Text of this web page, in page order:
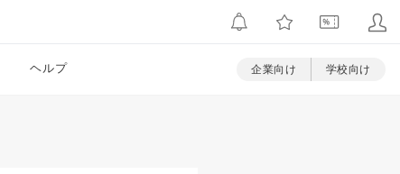
ヘルプ 企業向け 学校向け